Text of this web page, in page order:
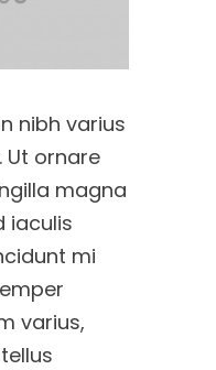
nibh varius
Ut ornare
magna
iaculis
mi
varius,